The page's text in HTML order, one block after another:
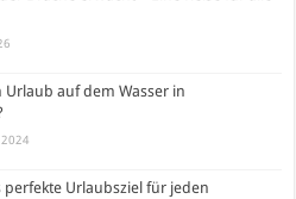
Urlaub auf dem Wasser in
perfekte Urlaubsziel für jeden